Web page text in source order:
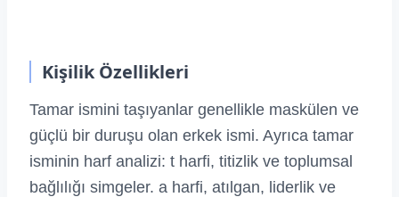
Kişilik Özellikleri
Tamar ismini taşıyanlar genellikle maskülen ve
güçlü bir duruşu olan erkek ismi. Ayrıca tamar
isminin harf analizi: t harfi, titizlik ve toplumsal
bağlılığı simgeler. a harfi, atılgan, liderlik ve